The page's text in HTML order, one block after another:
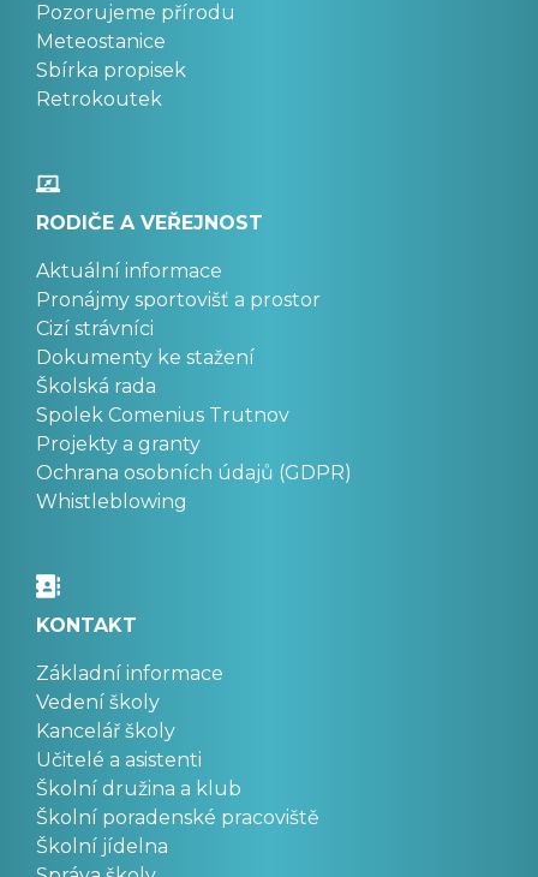
Pozorujeme přírodu
Meteostanice
Sbírka propisek
Retrokoutek
RODIČE A VEŘEJNOST
Aktuální informace
Pronájmy sportovišť a prostor
Cizí strávníci
Dokumenty ke stažení
Školská rada
Spolek Comenius Trutnov
Projekty a granty
Ochrana osobních údajů (GDPR)
Whistleblowing
KONTAKT
Základní informace
Vedení školy
Kancelář školy
Učitelé a asistenti
Školní družina a klub
Školní poradenské pracoviště
Školní jídelna